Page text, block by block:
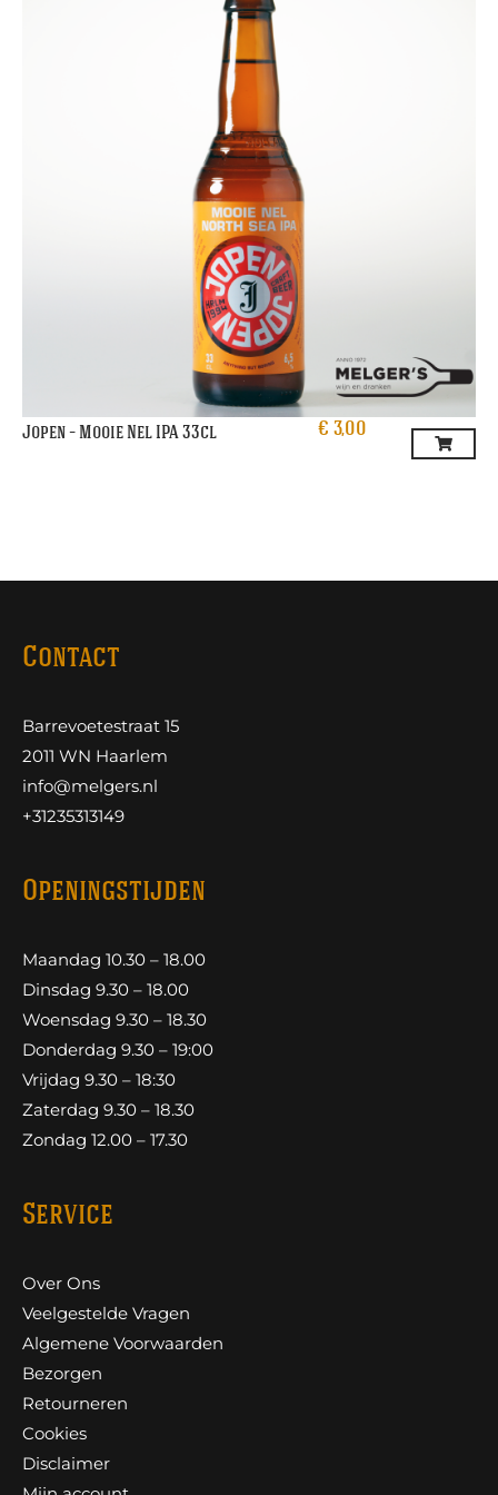
Jopen – Mooie Nel IPA 33cl € 3,00
Contact
Barrevoetestraat 15
2011 WN Haarlem
info@melgers.nl
+31235313149
Openingstijden
Maandag 10.30 – 18.00
Dinsdag 9.30 – 18.00
Woensdag 9.30 – 18.30
Donderdag 9.30 – 19:00
Vrijdag 9.30 – 18:30
Zaterdag 9.30 – 18.30
Zondag 12.00 – 17.30
Service
Over Ons
Veelgestelde Vragen
Algemene Voorwaarden
Bezorgen
Retourneren
Cookies
Disclaimer